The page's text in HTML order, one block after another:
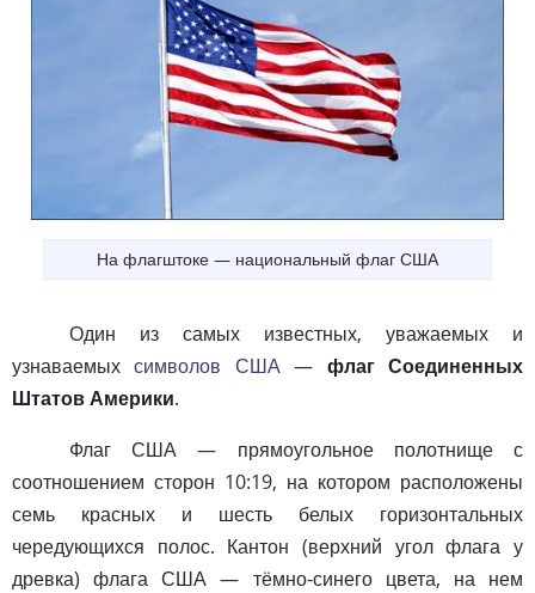
На флагштоке — национальный флаг США
Один из самых известных, уважаемых и
узнаваемыхсимволов США— флаг Соединенных
Штатов Америки.
Флаг США — прямоугольное полотнище с
соотношением сторон 10:19, на котором расположены
семь красных и шесть белых горизонтальных
чередующихся полос. Кантон (верхний угол флага у
древка) флага США — тёмно-синего цвета, на нем